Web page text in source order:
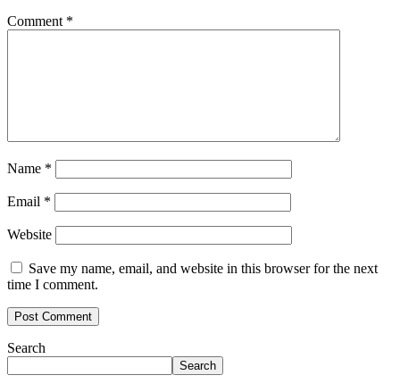
Comment *
Name *
Email *
Website
Save my name, email, and website in this browser for the next
time I comment.
Search
Search